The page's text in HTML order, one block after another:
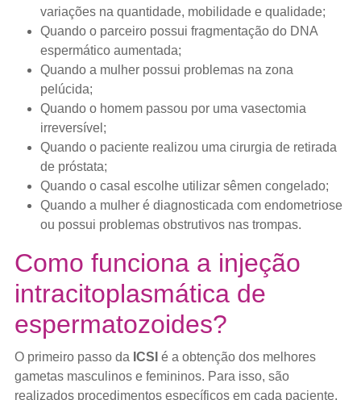
variações na quantidade, mobilidade e qualidade;
Quando o parceiro possui fragmentação do DNA
espermático aumentada;
Quando a mulher possui problemas na zona
pelúcida;
Quando o homem passou por uma vasectomia
irreversível;
Quando o paciente realizou uma cirurgia de retirada
de próstata;
Quando o casal escolhe utilizar sêmen congelado;
Quando a mulher é diagnosticada com endometriose
ou possui problemas obstrutivos nas trompas.
Como funciona a injeção
intracitoplasmática de
espermatozoides?
O primeiro passo da ICSI é a obtenção dos melhores
gametas masculinos e femininos. Para isso, são
realizados procedimentos específicos em cada paciente.